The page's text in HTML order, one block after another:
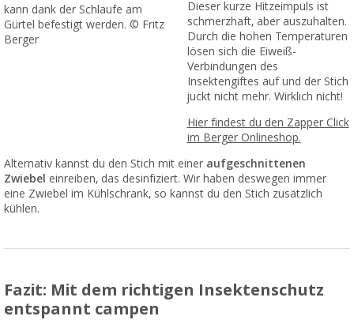
kann dank der Schlaufe am
Gürtel befestigt werden. © Fritz
Berger
Dieser kurze Hitzeimpuls ist
schmerzhaft, aber auszuhalten.
Durch die hohen Temperaturen
lösen sich die Eiweiß-
Verbindungen des
Insektengiftes auf und der Stich
juckt nicht mehr. Wirklich nicht!
Hier findest du den Zapper Click
im Berger Onlineshop.
Alternativ kannst du den Stich mit einer aufgeschnittenen
Zwiebel einreiben, das desinfiziert. Wir haben deswegen immer
eine Zwiebel im Kühlschrank, so kannst du den Stich zusätzlich
kühlen.
Fazit: Mit dem richtigen Insektenschutz
entspannt campen